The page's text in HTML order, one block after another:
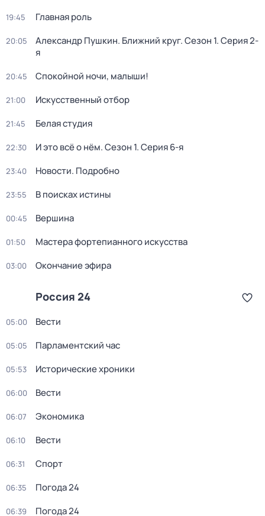
19:45 Главная роль
20:05 Александр Пушкин. Ближний круг. Сезон 1. Серия 2-
я
20:45 Спокойной ночи, малыши!
21:00 Искусственный отбор
21:45 Белая студия
22:30 И это всё о нём. Сезон 1. Серия 6-я
23:40 Новости. Подробно
23:55 В поисках истины
00:45 Вершина
01:50 Мастера фортепианного искусства
03:00 Окончание эфира
Россия 24
05:00 Вести
05:05 Парламентский час
05:53 Исторические хроники
06:00 Вести
06:07 Экономика
06:10 Вести
06:31 Спорт
06:35 Погода 24
06:39 Погода 24